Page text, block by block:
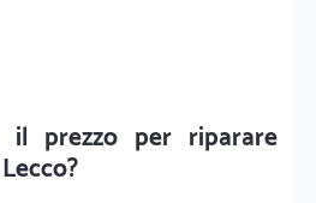
il prezzo per riparare